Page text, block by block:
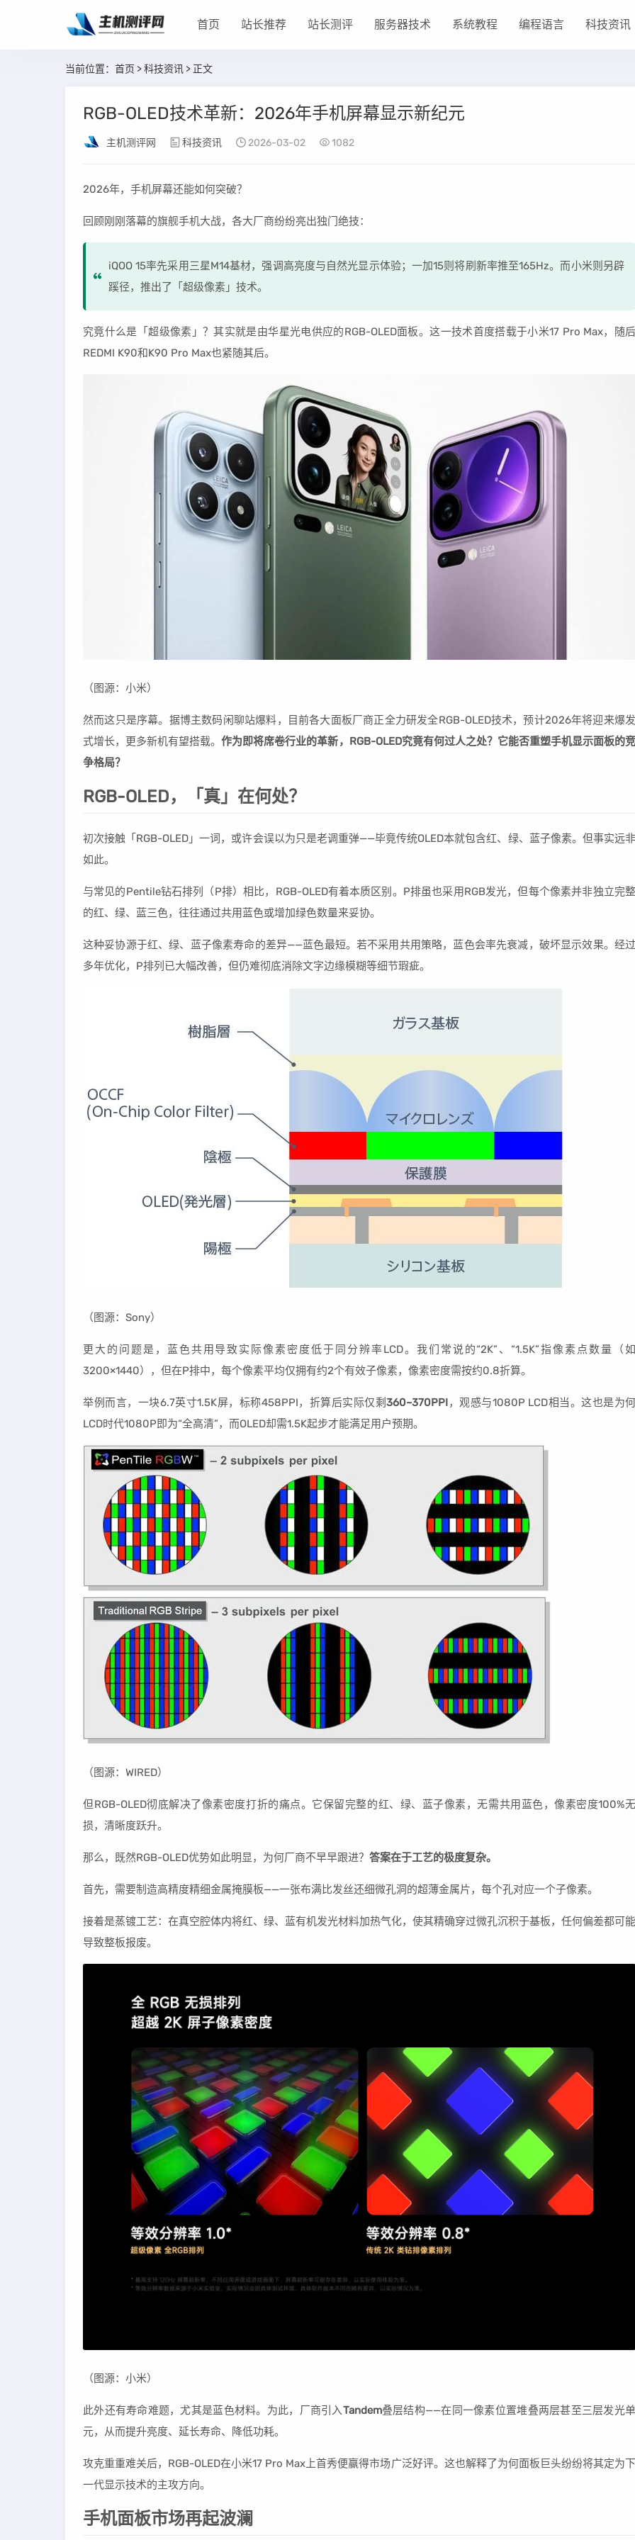
首页 站长推荐 站长测评 服务器技术 系统教程 编程语言 科技资讯
当前位置： 首页 >科技资讯 > 正文
RGB-OLED技术革新：2026年手机屏幕显示新纪元
主机测评网 科技资讯 2026-03-02 1082
2026年，手机屏幕还能如何突破？
回顾刚刚落幕的旗舰手机大战，各大厂商纷纷亮出独门绝技：
iQOO 15率先采用三星M14基材，强调高亮度与自然光显示体验；一加15则将刷新率推至165Hz。而小米则另辟
蹊径，推出了「超级像素」技术。
究竟什么是「超级像素」？其实就是由华星光电供应的RGB-OLED面板。这一技术首度搭载于小米17 Pro Max，随后
REDMI K90和K90 Pro Max也紧随其后。
（图源：小米）
然而这只是序幕。据博主数码闲聊站爆料，目前各大面板厂商正全力研发全RGB-OLED技术，预计2026年将迎来爆发
式增长，更多新机有望搭载。作为即将席卷行业的革新，RGB-OLED究竟有何过人之处？它能否重塑手机显示面板的
争格局？
RGB-OLED，「真」在何处？
初次接触「RGB-OLED」一词，或许会误以为只是老调重弹——毕竟传统OLED本就包含红、绿、蓝子像素。但事实远非
如此。
与常见的Pentile钻石排列（P排）相比，RGB-OLED有着本质区别。P排虽也采用RGB发光，但每个像素并非独立完整
的红、绿、蓝三色，往往通过共用蓝色或增加绿色数量来妥协。
这种妥协源于红、绿、蓝子像素寿命的差异——蓝色最短。若不采用共用策略，蓝色会率先衰减，破坏显示效果。经过
多年优化，P排列已大幅改善，但仍难彻底消除文字边缘模糊等细节瑕疵。
（图源：Sony）
更大的问题是，蓝色共用导致实际像素密度低于同分辨率LCD。我们常说的“2K”、“1.5K”指像素点数量（如
3200×1440），但在P排中，每个像素平均仅拥有约2个有效子像素，像素密度需按约0.8折算。
举例而言，一块6.7英寸1.5K屏，标称458PPI，折算后实际仅剩360~370PPI ，观感与1080P LCD相当。这也是为何
LCD时代1080P即为“全高清”，而OLED却需1.5K起步才能满足用户预期。
（图源：WIRED）
但RGB-OLED彻底解决了像素密度打折的痛点。它保留完整的红、绿、蓝子像素，无需共用蓝色，像素密度100%无
损，清晰度跃升。
那么，既然RGB-OLED优势如此明显，为何厂商不早早跟进？ 答案在于工艺的极度复杂。
首先，需要制造高精度精细金属掩膜板——一张布满比发丝还细微孔洞的超薄金属片，每个孔对应一个子像素。
接着是蒸镀工艺：在真空腔体内将红、绿、蓝有机发光材料加热气化，使其精确穿过微孔沉积于基板，任何偏差都可能
导致整板报废。
（图源：小米）
此外还有寿命难题，尤其是蓝色材料。为此，厂商引入Tandem叠层结构——在同一像素位置堆叠两层甚至三层发光
元，从而提升亮度、延长寿命、降低功耗。
攻克重重难关后，RGB-OLED在小米17 Pro Max上首秀便赢得市场广泛好评。这也解释了为何面板巨头纷纷将其定为下
一代显示技术的主攻方向。
手机面板市场再起波澜